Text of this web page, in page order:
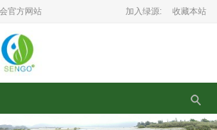
官方网站 加入绿源: 收藏本站